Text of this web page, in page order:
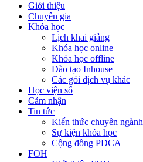
Giới thiệu
Chuyên gia
Khóa học
Lịch khai giảng
Khóa học online
Khóa học offline
Đào tạo Inhouse
Các gói dịch vụ khác
Học viện số
Cảm nhận
Tin tức
Kiến thức chuyên ngành
Sự kiện khóa học
Cộng đồng PDCA
FOH